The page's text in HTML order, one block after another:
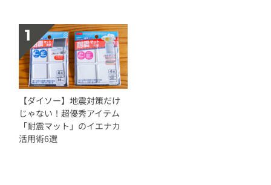
【ダイソー】地震対策だけ
じゃない！超優秀アイテム
「耐震マット」のイエナカ
活用術6選